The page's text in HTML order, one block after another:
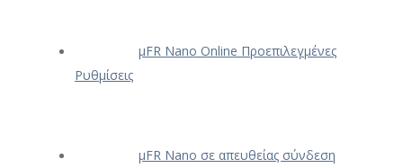
μFR Nano Online Προεπιλεγμένες
Ρυθμίσεις
μFR Nano σε απευθείας σύνδεση